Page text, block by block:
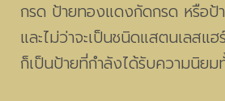
กรด ป้ายทองแดงกัดกรด หรือป้
และไม่ว่าจะเป็นชนิดแสตนเลสแ
ก็เป็นป้ายที่กำลังได้รับความนิย